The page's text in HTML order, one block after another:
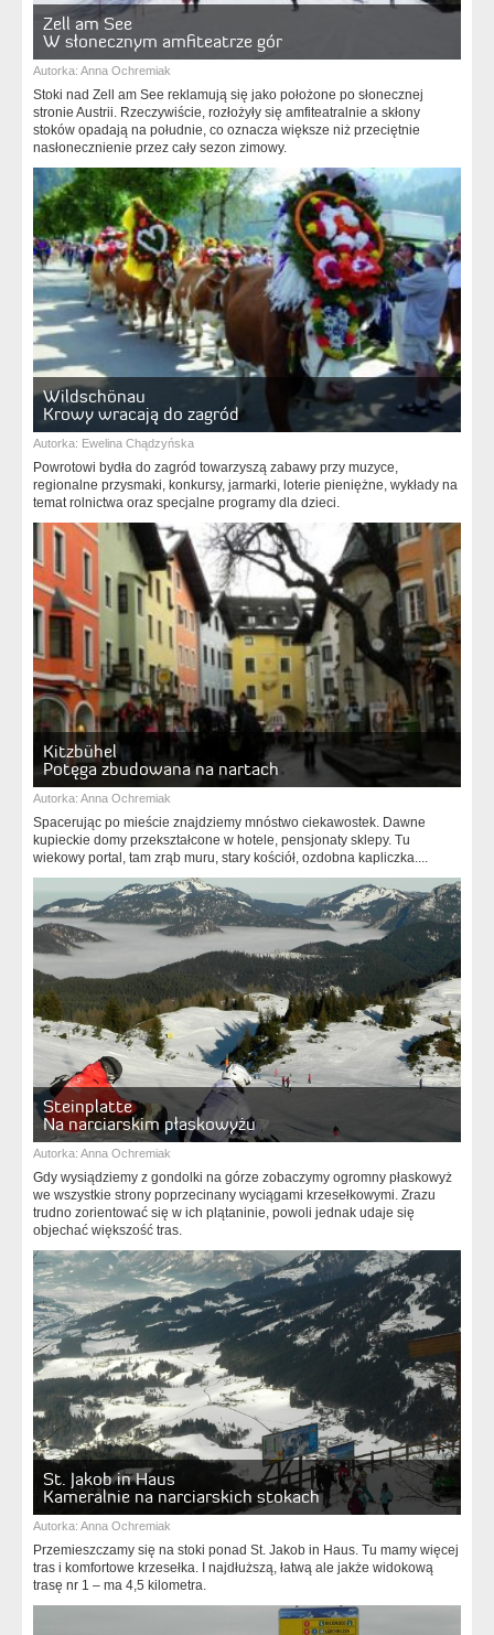
Zell am See
W słonecznym amfiteatrze gór
Autorka: Anna Ochremiak
Stoki nad Zell am See reklamują się jako położone po słonecznej
stronie Austrii. Rzeczywiście, rozłożyły się amfiteatralnie a skłony
stoków opadają na południe, co oznacza większe niż przeciętnie
nasłonecznienie przez cały sezon zimowy.
Wildschönau
Krowy wracają do zagród
Autorka: Ewelina Chądzyńska
Powrotowi bydła do zagród towarzyszą zabawy przy muzyce,
regionalne przysmaki, konkursy, jarmarki, loterie pieniężne, wykłady na
temat rolnictwa oraz specjalne programy dla dzieci.
Kitzbühel
Potęga zbudowana na nartach
Autorka: Anna Ochremiak
Spacerując po mieście znajdziemy mnóstwo ciekawostek. Dawne
kupieckie domy przekształcone w hotele, pensjonaty sklepy. Tu
wiekowy portal, tam zrąb muru, stary kościół, ozdobna kapliczka....
Steinplatte
Na narciarskim płaskowyżu
Autorka: Anna Ochremiak
Gdy wysiądziemy z gondolki na górze zobaczymy ogromny płaskowyż
we wszystkie strony poprzecinany wyciągami krzesełkowymi. Zrazu
trudno zorientować się w ich plątaninie, powoli jednak udaje się
objechać większość tras.
St. Jakob in Haus
Kameralnie na narciarskich stokach
Autorka: Anna Ochremiak
Przemieszczamy się na stoki ponad St. Jakob in Haus. Tu mamy więcej
tras i komfortowe krzesełka. I najdłuższą, łatwą ale jakże widokową
trasę nr 1 – ma 4,5 kilometra.